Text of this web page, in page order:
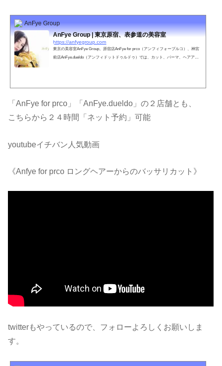
AnFye Group
AnFye Group | 東京原宿、表参道の美容室
https://anfyegroup.com
東京の美容室AnFye Group。原宿店AnFye for prco（アンフィフォープルコ）、神宮
前店AnFye.dueldo（アンフィドットドゥルドゥ）では、カット、パーマ、ヘアアレ
「AnFye for prco」「AnFye.dueldo」の２店舗とも、
こちらから２４時間「ネット予約」可能
youtubeイチバン人気動画
《Anfye for prco ロングヘアーからのバッサリカット》
twitterもやっているので、フォローよろしくお願いしま
す。